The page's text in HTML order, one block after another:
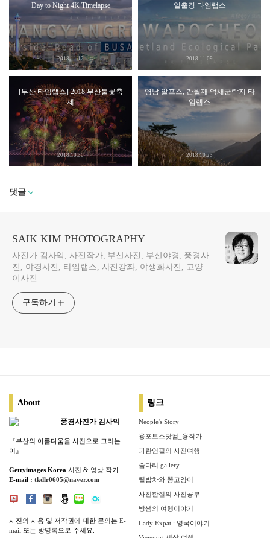
Day to Night 4K Timelapse
2018.11.12
일출경 타임랩스
2018.11.09
[부산 타임랩스] 2018 부산불꽃축
제
2018.10.30
영남 알프스, 간월재 억새군락지 타
임랩스
2018.10.23
댓글
SAIK KIM PHOTOGRAPHY
사진가 김사익, 사진작가, 부산사진, 부산야경, 풍경사
진, 야경사진, 타임랩스, 사진강좌, 야생화사진, 고양
이사진
구독하기
About
풍경사진가 김사익
『부산의 아름다움을 사진으로 그리는
이』
Gettyimages Korea 사진 & 영상 작가
E-mail : tkdlr0605@naver.com
사진의 사용 및 저작권에 대한 문의는 E-
mail 또는 방명록으로 주세요.
링크
Neople's Story
용포토스닷컴_용작가
파란연필의 사진여행
솜다리 gallery
틸밥차와 똥고양이
사진한절의 사진공부
방쌤의 여행이야기
Lady Expat : 영국이야기